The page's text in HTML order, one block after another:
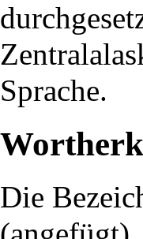
Sprache.
Die